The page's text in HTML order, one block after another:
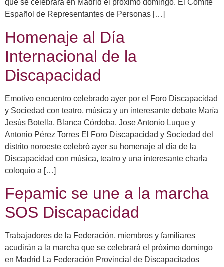
que se celebrará en Madrid el próximo domingo. El Comité
Español de Representantes de Personas […]
Homenaje al Día
Internacional de la
Discapacidad
Emotivo encuentro celebrado ayer por el Foro Discapacidad
y Sociedad con teatro, música y un interesante debate María
Jesús Botella, Blanca Córdoba, Jose Antonio Luque y
Antonio Pérez Torres El Foro Discapacidad y Sociedad del
distrito noroeste celebró ayer su homenaje al día de la
Discapacidad con música, teatro y una interesante charla
coloquio a […]
Fepamic se une a la marcha
SOS Discapacidad
Trabajadores de la Federación, miembros y familiares
acudirán a la marcha que se celebrará el próximo domingo
en Madrid La Federación Provincial de Discapacitados